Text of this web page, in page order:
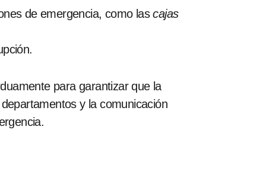
de emergencia, como lascajas
para garantizar que la
y la comunicación